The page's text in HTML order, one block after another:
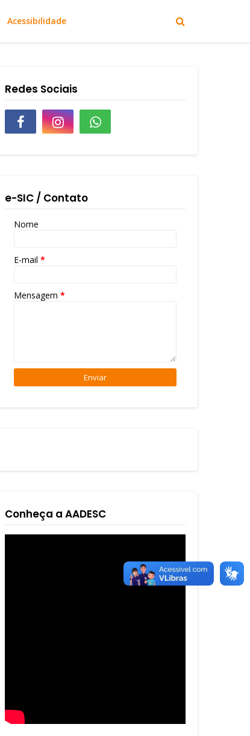
Acessibilidade
Redes Sociais
e-SIC / Contato
Nome
E-mail *
Mensagem *
Conheça a AADESC